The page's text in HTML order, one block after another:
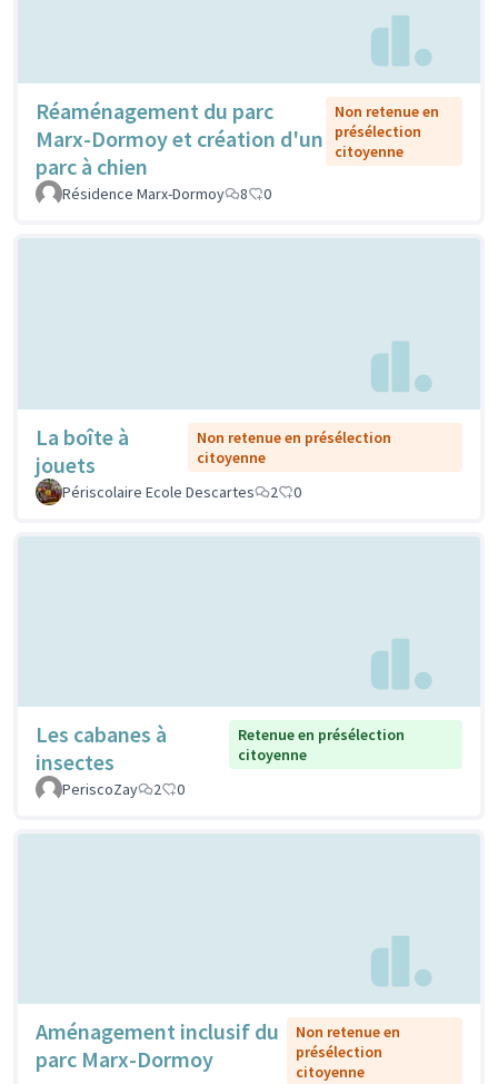
Réaménagement du parc
Marx-Dormoy et création d'un
parc à chien
Non retenue en
présélection
citoyenne
Résidence Marx-Dormoy 8 0
La boîte à
jouets
Non retenue en présélection
citoyenne
Périscolaire Ecole Descartes
2 0
Les cabanes à
insectes
Retenue en présélection
citoyenne
PeriscoZay
2 0
Aménagement inclusif du
parc Marx-Dormoy
Non retenue en
présélection
citoyenne